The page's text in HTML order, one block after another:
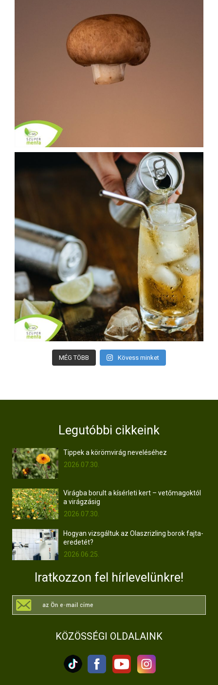
MÉG TÖBB Kövess minket
Legutóbbi cikkeink
Tippek a körömvirág neveléséhez
2026.07.30.
Virágba borult a kísérleti kert – vetőmagoktól
a virágzásig
2026.07.30.
Hogyan vizsgáltuk az Olaszrizling borok fajta-
eredetét?
2026.06.25.
Iratkozzon fel hírlevelünkre!
KÖZÖSSÉGI OLDALAINK